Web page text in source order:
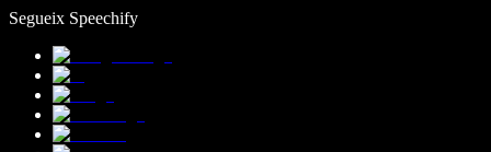
Segueix Speechify